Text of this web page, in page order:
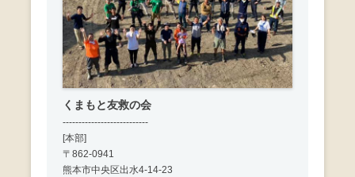
くまもと友救の会
---------------------------
[本部]
〒862-0941
熊本市中央区出水4-14-23